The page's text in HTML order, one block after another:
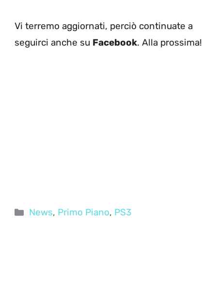
Vi terremo aggiornati, perciò continuate a
seguirci anche su Facebook. Alla prossima!
Categorie
News, Primo Piano, PS3